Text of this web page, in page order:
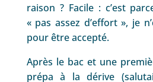
raison ? Facile : c’est
« pas assez d’effort », je
pour être accepté.
Après le bac et une
prépa à la dérive